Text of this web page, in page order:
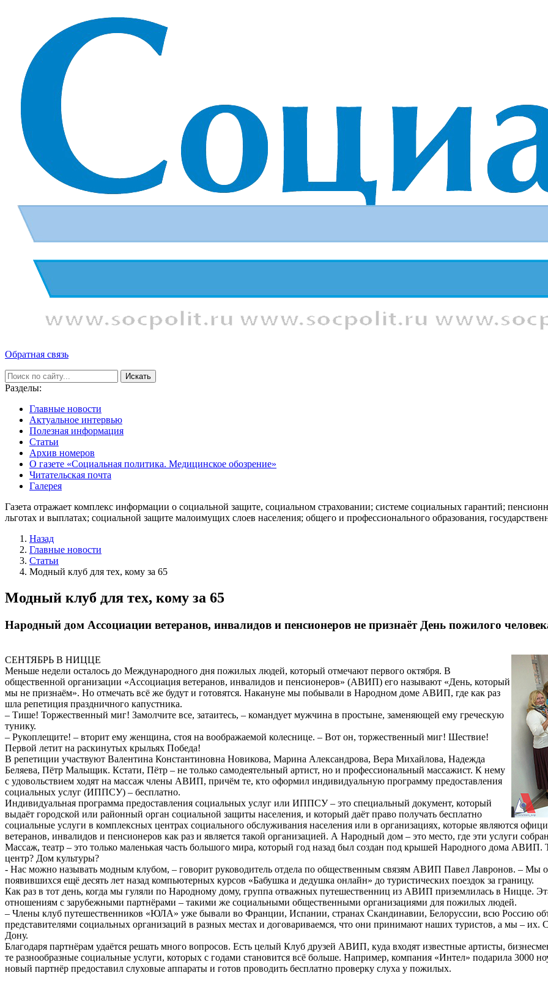
Обратная связь
Искать
Разделы:
Главные новости
Актуальное интервью
Полезная информация
Статьи
Архив номеров
О газете «Социальная политика. Медицинское обозрение»
Читательская почта
Галерея
Газета отражает комплекс информации о социальной защите, социальном страховании; системе социальных гарантий;
льготах и выплатах; социальной защите малоимущих слоев населения; общего и профессионального образования,
Назад
Главные новости
Статьи
Модный клуб для тех, кому за 65
Модный клуб для тех, кому за 65
Народный дом Ассоциации ветеранов, инвалидов и пенсионеров не признаёт День пожилого
СЕНТЯБРЬ В НИЦЦЕ
Меньше недели осталось до Международного дня пожилых людей, который отмечают первого октября. В
общественной организации «Ассоциация ветеранов, инвалидов и пенсионеров» (АВИП) его называют «День, который
мы не признаём». Но отмечать всё же будут и готовятся. Накануне мы побывали в Народном доме АВИП, где как раз
шла репетиция праздничного капустника.
– Тише! Торжественный миг! Замолчите все, затаитесь, – командует мужчина в простыне, заменяющей ему греческую
тунику.
– Рукоплещите! – вторит ему женщина, стоя на воображаемой колеснице. – Вот он, торжественный миг! Шествие!
Первой летит на раскинутых крыльях Победа!
В репетиции участвуют Валентина Константиновна Новикова, Марина Александрова, Вера Михайлова, Надежда
Беляева, Пётр Малыщик. Кстати, Пётр – не только самодеятельный артист, но и профессиональный массажист. К нему
с удовольствием ходят на массаж члены АВИП, причём те, кто оформил индивидуальную программу предоставления
социальных услуг (ИППСУ) – бесплатно.
Индивидуальная программа предоставления социальных услуг или ИППСУ – это специальный документ, который
выдаёт городской или районный орган социальной защиты населения, и который даёт право получать бесплатно
социальные услуги в комплексных центрах социального обслуживания населения или в организациях, которые являются
ветеранов, инвалидов и пенсионеров как раз и является такой организацией. А Народный дом – это место, где эти услуги
Массаж, театр – это только маленькая часть большого мира, который год назад был создан под крышей Народного дома
центр? Дом культуры?
- Нас можно называть модным клубом, – говорит руководитель отдела по общественным связям АВИП Павел Лавронов. – Мы
появившихся ещё десять лет назад компьютерных курсов «Бабушка и дедушка онлайн» до туристических поездок за границу.
Как раз в тот день, когда мы гуляли по Народному дому, группа отважных путешественниц из АВИП приземлилась в Ницце.
отношениям с зарубежными партнёрами – такими же социальными общественными организациями для пожилых людей.
– Члены клуб путешественников «ЮЛА» уже бывали во Франции, Испании, странах Скандинавии, Белоруссии, всю Россию
представителями социальных организаций в разных местах и договариваемся, что они принимают наших туристов, а мы –
Дону.
Благодаря партнёрам удаётся решать много вопросов. Есть целый Клуб друзей АВИП, куда входят известные артисты,
те разнообразные социальные услуги, которых с годами становится всё больше. Например, компания «Интел» подарила 3000
новый партнёр предоставил слуховые аппараты и готов проводить бесплатно проверку слуха у пожилых.